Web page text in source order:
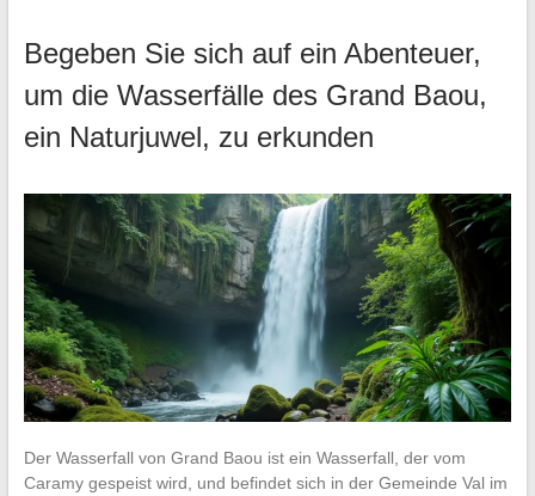
Begeben Sie sich auf ein Abenteuer,
um die Wasserfälle des Grand Baou,
ein Naturjuwel, zu erkunden
Der Wasserfall von Grand Baou ist ein Wasserfall, der vom
Caramy gespeist wird, und befindet sich in der Gemeinde Val im